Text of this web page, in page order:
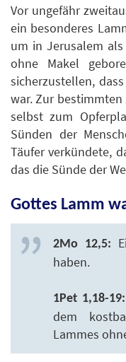
Vor ungefähr
ein besonderes
um in Jerusalem
ohne Makel
sicherzustellen,
war. Zur
selbst zum
Sünden der
Täufer verkündete,
das die Sünde der
Gottes Lamm
2Mo 12,5:
haben.
1Pet 1,18-19:
dem
Lammes